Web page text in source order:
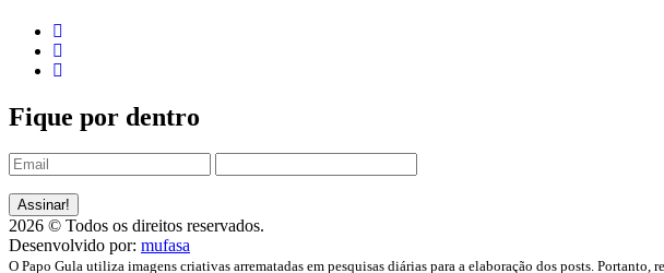
Fique por dentro
2026 © Todos os direitos reservados.
Desenvolvido por: mufasa
O Papo Gula utiliza imagens criativas arrematadas em pesquisas diárias para a elaboração dos posts.